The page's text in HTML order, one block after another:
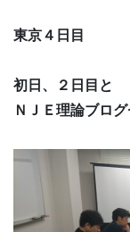
東京４日目
初日、２日目と
ＮＪＥ理論ブロ